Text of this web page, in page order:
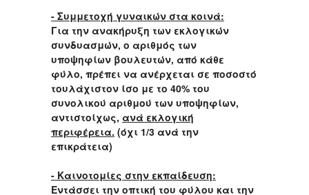
- Συμμετοχή γυναικών στα κοινά:
Για την ανακήρυξη των εκλογικών
συνδυασμών, ο αριθμός των
υποψηφίων βουλευτών, από κάθε
φύλο, πρέπει να ανέρχεται σε ποσοστό
τουλάχιστον ίσο με το 40% του
συνολικού αριθμού των υποψηφίων,
αντιστοίχως, ανά εκλογική
περιφέρεια. (όχι 1/3 ανά την
επικράτεια)
- Καινοτομίες στην εκπαίδευση:
Εντάσσει την οπτική του φύλου και την